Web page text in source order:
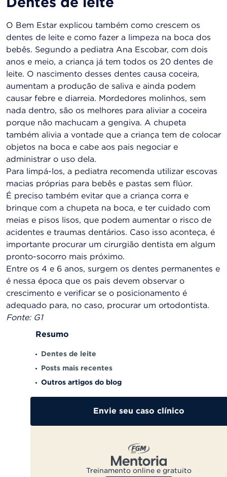
Dentes de leite
O Bem Estar explicou também como crescem os
dentes de leite e como fazer a limpeza na boca dos
bebês. Segundo a pediatra Ana Escobar, com dois
anos e meio, a criança já tem todos os 20 dentes de
leite. O nascimento desses dentes causa coceira,
aumentam a produção de saliva e ainda podem
causar febre e diarreia. Mordedores molinhos, sem
nada dentro, são os melhores para aliviar a coceira
porque não machucam a gengiva. A chupeta
também alivia a vontade que a criança tem de colocar
objetos na boca e cabe aos pais negociar e
administrar o uso dela.
Para limpá-los, a pediatra recomenda utilizar escovas
macias próprias para bebês e pastas sem flúor.
É preciso também evitar que a criança corra e
brinque com a chupeta na boca, e ter cuidado com
meias e pisos lisos, que podem aumentar o risco de
acidentes e traumas dentários. Caso isso aconteça, é
importante procurar um cirurgião dentista em algum
pronto-socorro mais próximo.
Entre os 4 e 6 anos, surgem os dentes permanentes e
é nessa época que os pais devem observar o
crescimento e verificar se o posicionamento é
adequado para, no caso, procurar um ortodontista.
Fonte: G1
Resumo
Dentes de leite
Posts mais recentes
Outros artigos do blog
Envie seu caso clínico
Treinamento online e gratuito